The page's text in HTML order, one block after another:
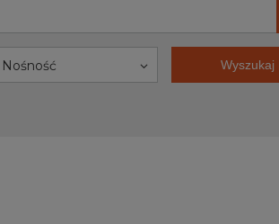
Nośność Wyszukaj